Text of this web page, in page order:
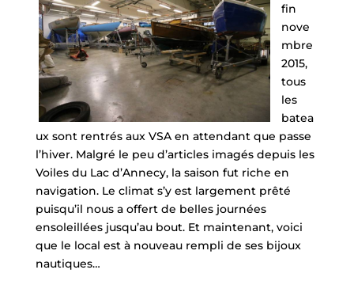
fin
nove
mbre
2015,
tous
les
batea
ux sont rentrés aux VSA en attendant que passe
l’hiver. Malgré le peu d’articles imagés depuis les
Voiles du Lac d’Annecy, la saison fut riche en
navigation. Le climat s’y est largement prêté
puisqu’il nous a offert de belles journées
ensoleillées jusqu’au bout. Et maintenant, voici
que le local est à nouveau rempli de ses bijoux
nautiques…